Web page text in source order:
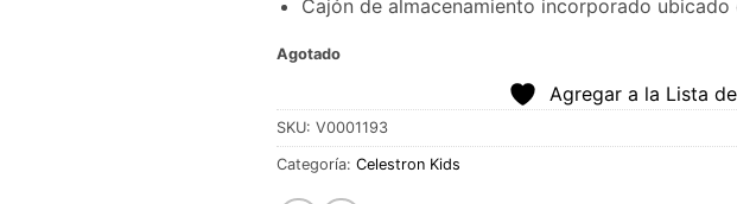
Cajón de almacenamiento incorporado
Agotado
Agregar a la Lista
SKU: V0001193
Categoría: Celestron Kids